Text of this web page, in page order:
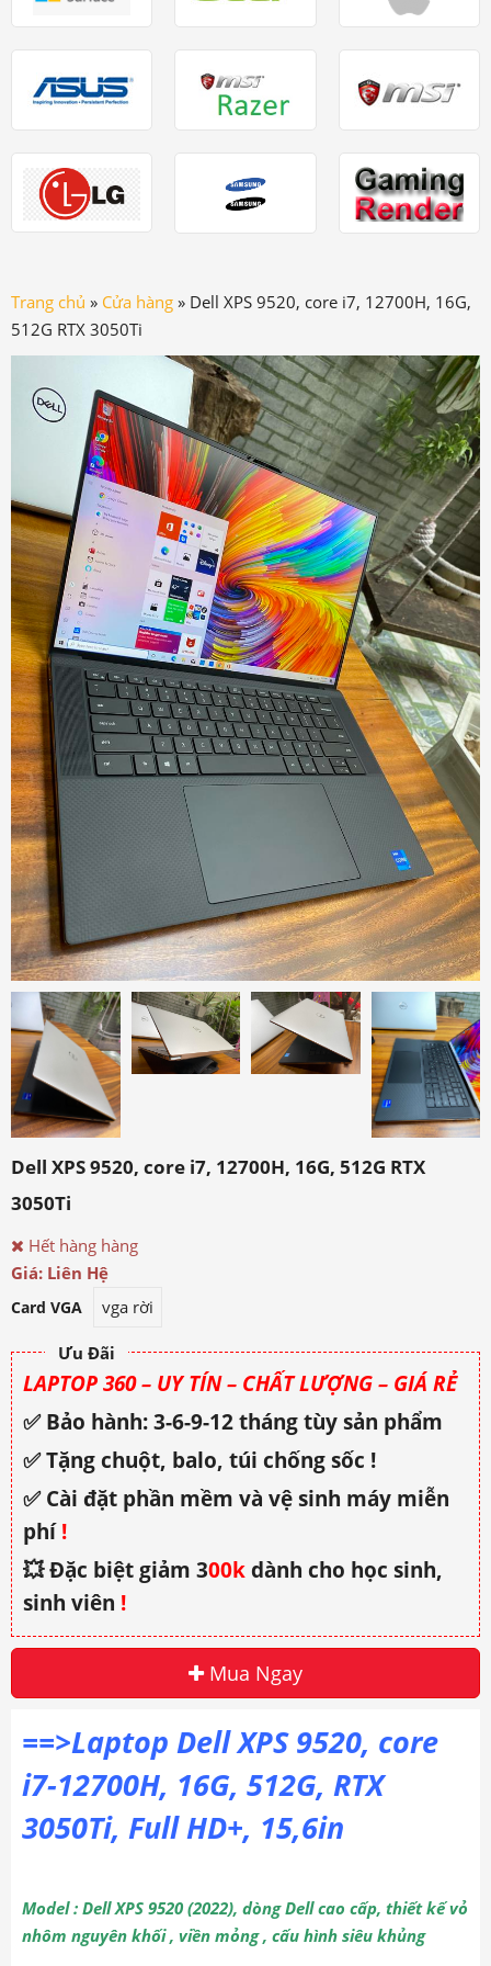
Trang chủ » Cửa hàng » Dell XPS 9520, core i7, 12700H, 16G,
512G RTX 3050Ti
Dell XPS 9520, core i7, 12700H, 16G, 512G RTX
3050Ti
Hết hàng hàng
Giá: Liên Hệ
Card VGA vga rời
Ưu Đãi
LAPTOP 360 – UY TÍN – CHẤT LƯỢNG – GIÁ RẺ
✅ Bảo hành: 3-6-9-12 tháng tùy sản phẩm
✅ Tặng chuột, balo, túi chống sốc !
✅ Cài đặt phần mềm và vệ sinh máy miễn
phí!
💥 Đặc biệt giảm 300kdành cho học sinh,
sinh viên !
Mua Ngay
==>Laptop Dell XPS 9520, core
i7-12700H, 16G, 512G, RTX
3050Ti, Full HD+, 15,6in
Model : Dell XPS 9520 (2022), dòng Dell cao cấp, thiết kế vỏ
nhôm nguyên khối , viền mỏng , cấu hình siêu khủng